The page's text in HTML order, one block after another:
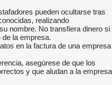
pueden ocultarse tras
realizando
nombre. No transfiera dinero si
la empresa.
en la factura de una empresa
asegúrese de que los
y que aludan a la empresa